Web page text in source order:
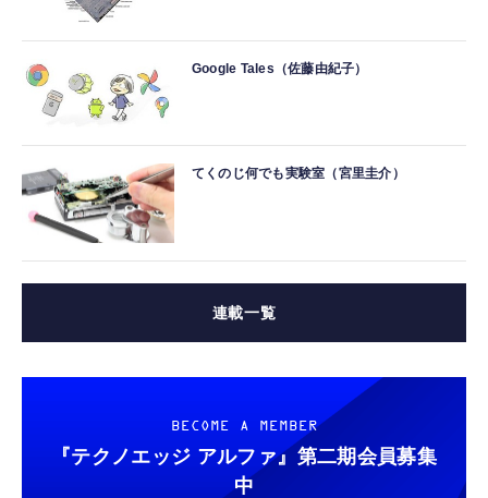
Google Tales（佐藤由紀子）
てくのじ何でも実験室（宮里圭介）
連載一覧
BECOME A MEMBER
『テクノエッジ アルファ』 第二期会員募集
中